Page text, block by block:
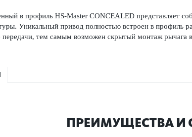
в профиль HS-Master CONCEALED представляет
Уникальный привод полностью встроен в профиль
передачи, тем самым возможен скрытый монтаж рычага в
ПРЕИМУЩЕСТВА И